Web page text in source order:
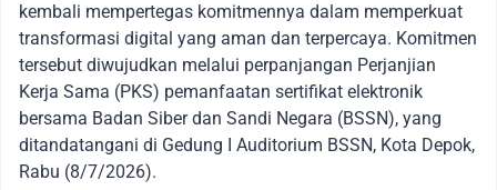
kembali mempertegas komitmennya dalam memperkuat
transformasi digital yang aman dan terpercaya. Komitmen
tersebut diwujudkan melalui perpanjangan Perjanjian
Kerja Sama (PKS) pemanfaatan sertifikat elektronik
bersama Badan Siber dan Sandi Negara (BSSN), yang
ditandatangani di Gedung I Auditorium BSSN, Kota Depok,
Rabu (8/7/2026).